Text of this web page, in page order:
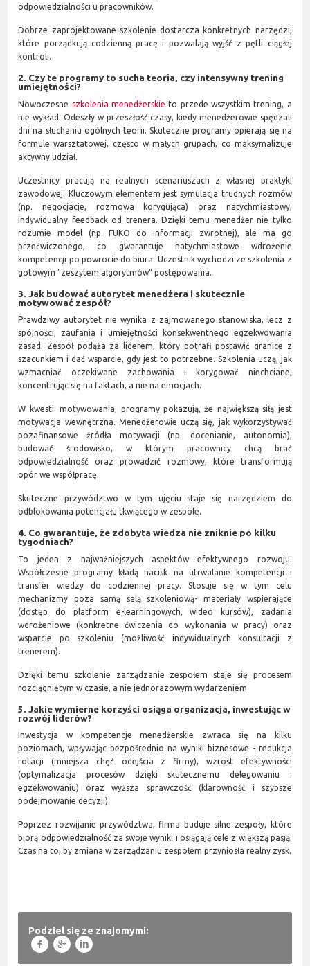
odpowiedzialności u pracowników.
Dobrze zaprojektowane szkolenie dostarcza konkretnych narzędzi,
które porządkują codzienną pracę i pozwalają wyjść z pętli ciągłej
kontroli.
2. Czy te programy to sucha teoria, czy intensywny trening
umiejętności?
Nowoczesne szkolenia menedżerskie to przede wszystkim trening, a
nie wykład. Odeszły w przeszłość czasy, kiedy menedżerowie spędzali
dni na słuchaniu ogólnych teorii. Skuteczne programy opierają się na
formule warsztatowej, często w małych grupach, co maksymalizuje
aktywny udział.
Uczestnicy pracują na realnych scenariuszach z własnej praktyki
zawodowej. Kluczowym elementem jest symulacja trudnych rozmów
(np. negocjacje, rozmowa korygująca) oraz natychmiastowy,
indywidualny feedback od trenera. Dzięki temu menedżer nie tylko
rozumie model (np. FUKO do informacji zwrotnej), ale ma go
przećwiczonego, co gwarantuje natychmiastowe wdrożenie
kompetencji po powrocie do biura. Uczestnik wychodzi ze szkolenia z
gotowym "zeszytem algorytmów" postępowania.
3. Jak budować autorytet menedżera i skutecznie
motywować zespół?
Prawdziwy autorytet nie wynika z zajmowanego stanowiska, lecz z
spójności, zaufania i umiejętności konsekwentnego egzekwowania
zasad. Zespół podąża za liderem, który potrafi postawić granice z
szacunkiem i dać wsparcie, gdy jest to potrzebne. Szkolenia uczą, jak
wzmacniać oczekiwane zachowania i korygować niechciane,
koncentrując się na faktach, a nie na emocjach.
W kwestii motywowania, programy pokazują, że największą siłą jest
motywacja wewnętrzna. Menedżerowie uczą się, jak wykorzystywać
pozafinansowe źródła motywacji (np. docenianie, autonomia),
budować środowisko, w którym pracownicy chcą brać
odpowiedzialność oraz prowadzić rozmowy, które transformują
opór we współpracę.
Skuteczne przywództwo w tym ujęciu staje się narzędziem do
odblokowania potencjału tkwiącego w zespole.
4. Co gwarantuje, że zdobyta wiedza nie zniknie po kilku
tygodniach?
To jeden z najważniejszych aspektów efektywnego rozwoju.
Współczesne programy kładą nacisk na utrwalanie kompetencji i
transfer wiedzy do codziennej pracy. Stosuje się w tym celu
mechanizmy poza samą salą szkoleniową- materiały wspierające
(dostęp do platform e-learningowych, wideo kursów), zadania
wdrożeniowe (konkretne ćwiczenia do wykonania w pracy) oraz
wsparcie po szkoleniu (możliwość indywidualnych konsultacji z
trenerem).
Dzięki temu szkolenie zarządzanie zespołem staje się procesem
rozciągniętym w czasie, a nie jednorazowym wydarzeniem.
5. Jakie wymierne korzyści osiąga organizacja, inwestując w
rozwój liderów?
Inwestycja w kompetencje menedżerskie zwraca się na kilku
poziomach, wpływając bezpośrednio na wyniki biznesowe - redukcja
rotacji (mniejsza chęć odejścia z firmy), wzrost efektywności
(optymalizacja procesów dzięki skutecznemu delegowaniu i
egzekwowaniu) oraz wyższa sprawczość (klarowność i szybsze
podejmowanie decyzji).
Poprzez rozwijanie przywództwa, firma buduje silne zespoły, które
biorą odpowiedzialność za swoje wyniki i osiągają cele z większą pasją.
Czas na to, by zmiana w zarządzaniu zespołem przyniosła realny zysk.
Podziel się ze znajomymi:
f g l